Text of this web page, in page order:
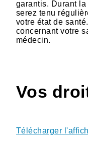
garantis. Durant
serez tenu
votre état de
concernant votre
médecin.
Vos
Télécharger